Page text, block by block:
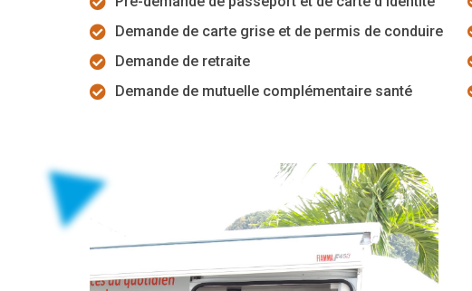
Demande de carte grise et de permis de conduire
Demande de retraite
Demande de mutuelle complémentaire santé